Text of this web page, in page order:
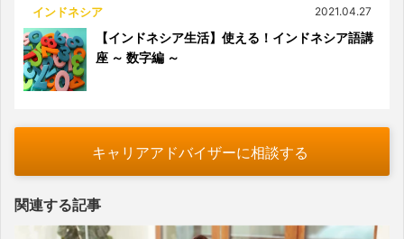
インドネシア 2021.04.27
【インドネシア生活】使える！インドネシア語講
座 ～ 数字編 ～
キャリアアドバイザーに相談する
関連する記事